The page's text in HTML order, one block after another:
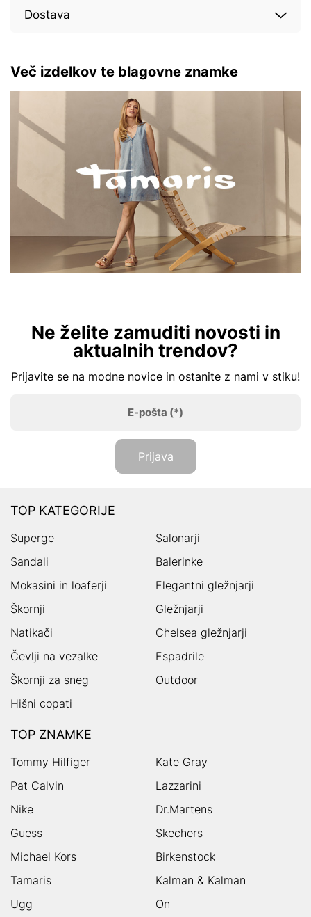
Dostava
Več izdelkov te blagovne znamke
Ne želite zamuditi novosti in
aktualnih trendov?
Prijavite se na modne novice in ostanite z nami v stiku!
E-pošta (*)
Prijava
TOP KATEGORIJE
Superge
Salonarji
Sandali
Balerinke
Mokasini in loaferji
Elegantni gležnjarji
Škornji
Gležnjarji
Natikači
Chelsea gležnjarji
Čevlji na vezalke
Espadrile
Škornji za sneg
Outdoor
Hišni copati
TOP ZNAMKE
Tommy Hilfiger
Kate Gray
Pat Calvin
Lazzarini
Nike
Dr.Martens
Guess
Skechers
Michael Kors
Birkenstock
Tamaris
Kalman & Kalman
Ugg
On